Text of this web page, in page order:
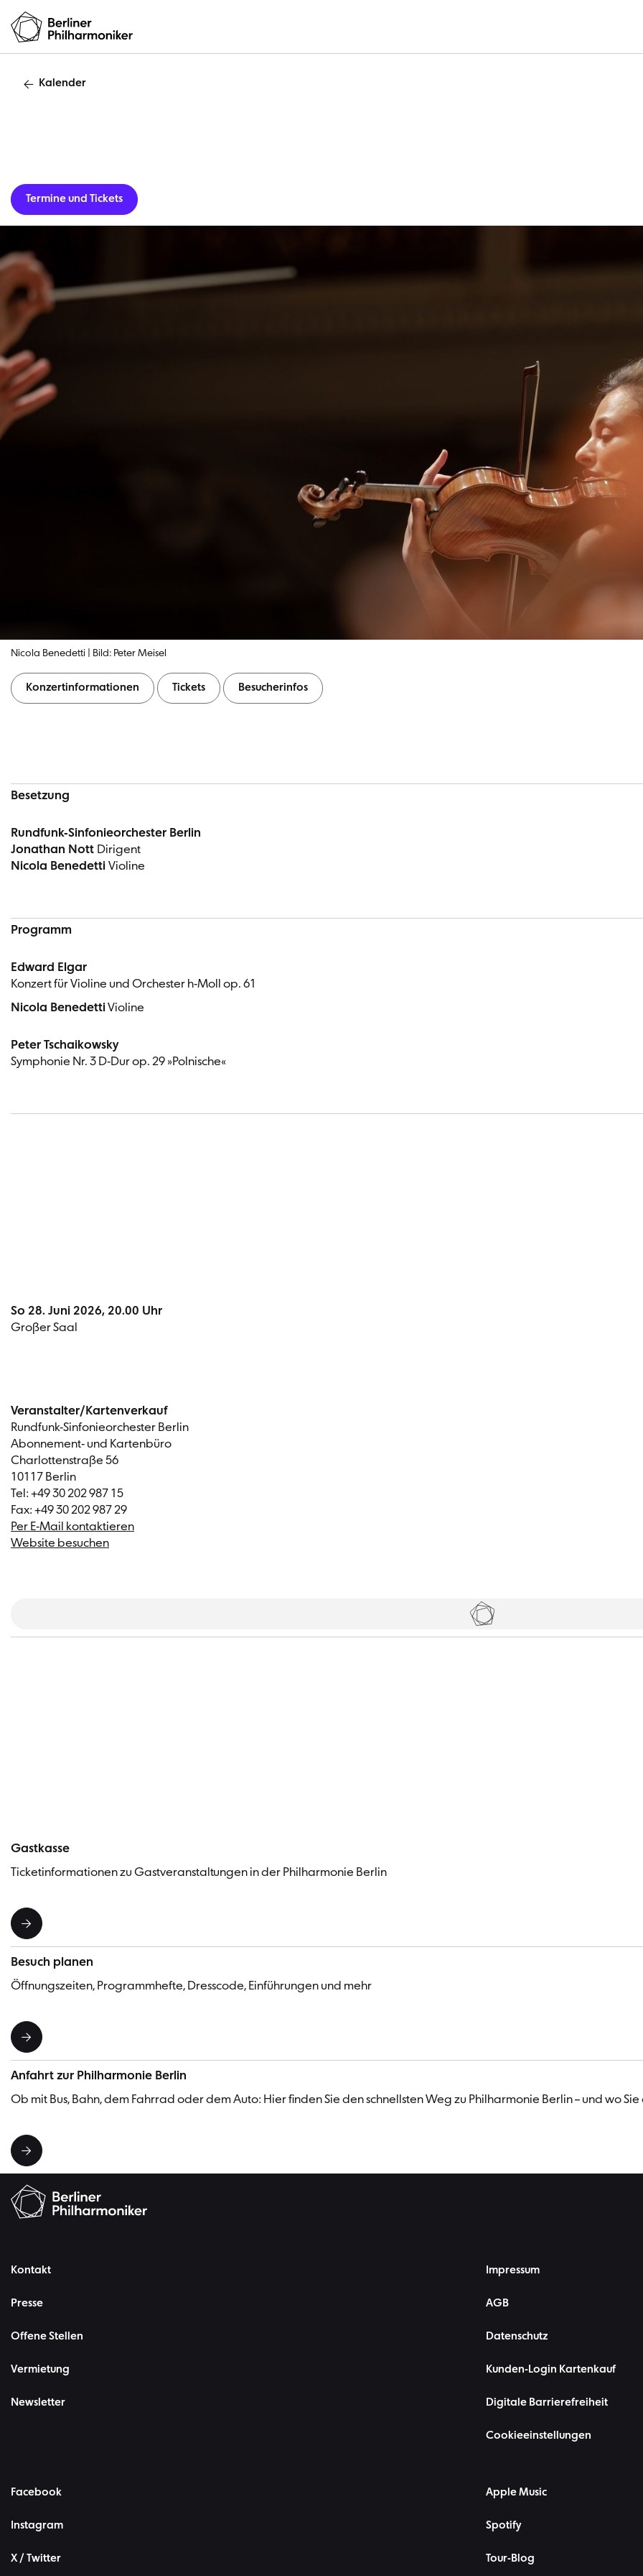
Kalender
Termine und Tickets
Nicola Benedetti | Bild: Peter Meisel
Konzertinformationen Tickets Besucherinfos
Besetzung
Rundfunk-Sinfonieorchester Berlin
Jonathan Nott Dirigent
Nicola Benedetti Violine
Programm
Edward Elgar
Konzert für Violine und Orchester h-Moll op. 61
Nicola BenedettiVioline
Peter Tschaikowsky
Symphonie Nr. 3 D-Dur op. 29 »Polnische«
So 28. Juni 2026, 20.00 Uhr
Großer Saal
Veranstalter/Kartenverkauf
Rundfunk-Sinfonieorchester Berlin
Abonnement- und Kartenbüro
Charlottenstraße 56
10117 Berlin
Tel: +49 30 202 987 15
Fax: +49 30 202 987 29
Per E-Mail kontaktieren
Website besuchen
Tickets
Gastkasse
Ticketinformationen zu Gastveranstaltungen in der Philharmonie Berlin
Besuch planen
Öffnungszeiten, Programmhefte, Dresscode, Einführungen und mehr
Anfahrt zur Philharmonie Berlin
Ob mit Bus, Bahn, dem Fahrrad oder dem Auto: Hier finden Sie den schnellsten Weg zu Philharmonie Berlin – und wo
Kontakt
Presse
Offene Stellen
Vermietung
Newsletter
Impressum
AGB
Datenschutz
Kunden-Login Kartenkauf
Digitale Barrierefreiheit
Cookieeinstellungen
Facebook
Instagram
X / Twitter
Apple Music
Spotify
Tour-Blog